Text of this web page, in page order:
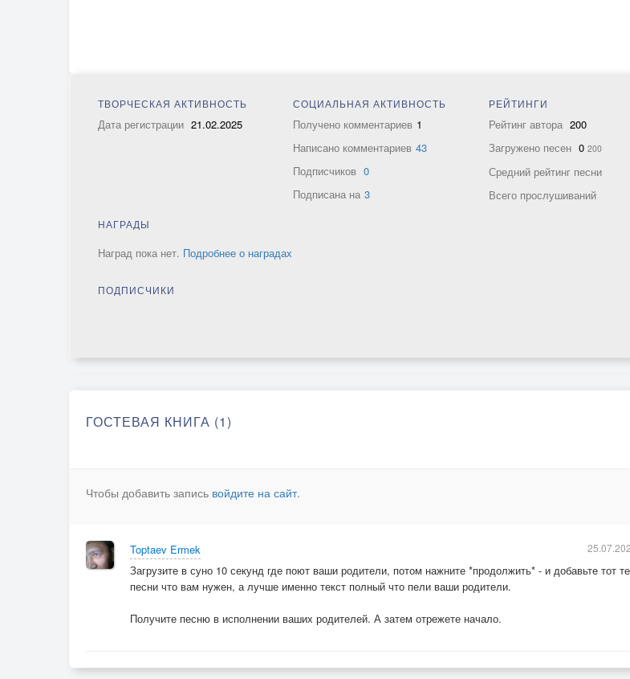
ТВОРЧЕСКАЯ АКТИВНОСТЬ
Дата регистрации 21.02.2025
СОЦИАЛЬНАЯ АКТИВНОСТЬ
Получено комментариев 1
Написано комментариев 43
Подписчиков 0
Подписана на 3
РЕЙТИНГИ
Рейтинг автора 200
Загружено песен 0 200
Средний рейтинг песни
Всего прослушиваний
НАГРАДЫ
Наград пока нет. Подробнее о наградах
ПОДПИСЧИКИ
ГОСТЕВАЯ КНИГА (1)
Чтобы добавить запись войдите на сайт.
Toptaev Ermek
Загрузите в суно 10 секунд где поют ваши родители, потом нажните *продолжить* - и добавьте тот
песни что вам нужен, а лучше именно текст полный что пели ваши родители.
Получите песню в исполнении ваших родителей. А затем отрежете начало.